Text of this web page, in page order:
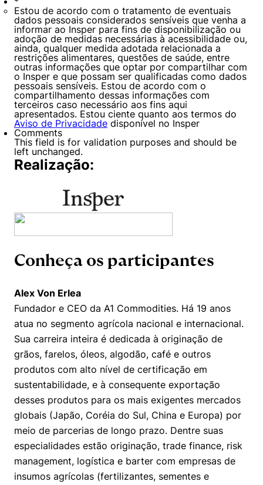
Estou de acordo com o tratamento de eventuais
dados pessoais considerados sensíveis que venha a
informar ao Insper para fins de disponibilização ou
adoção de medidas necessárias à acessibilidade ou,
ainda, qualquer medida adotada relacionada a
restrições alimentares, questões de saúde, entre
outras informações que optar por compartilhar com
o Insper e que possam ser qualificadas como dados
pessoais sensíveis. Estou de acordo com o
compartilhamento dessas informações com
terceiros caso necessário aos fins aqui
apresentados. Estou ciente quanto aos termos do
Aviso de Privacidade disponível no Insper
Comments
This field is for validation purposes and should be
left unchanged.
Realização:
Conheça os participantes
Alex Von Erlea
Fundador e CEO da A1 Commodities. Há 19 anos
atua no segmento agrícola nacional e internacional.
Sua carreira inteira é dedicada à originação de
grãos, farelos, óleos, algodão, café e outros
produtos com alto nível de certificação em
sustentabilidade, e à consequente exportação
desses produtos para os mais exigentes mercados
globais (Japão, Coréia do Sul, China e Europa) por
meio de parcerias de longo prazo. Dentre suas
especialidades estão originação, trade finance, risk
management, logística e barter com empresas de
insumos agrícolas (fertilizantes, sementes e